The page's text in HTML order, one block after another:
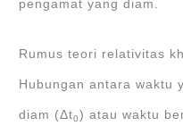
pengamat yang diam.
Rumus teori relativitas
Hubungan antara waktu
diam (Δt0) atau waktu